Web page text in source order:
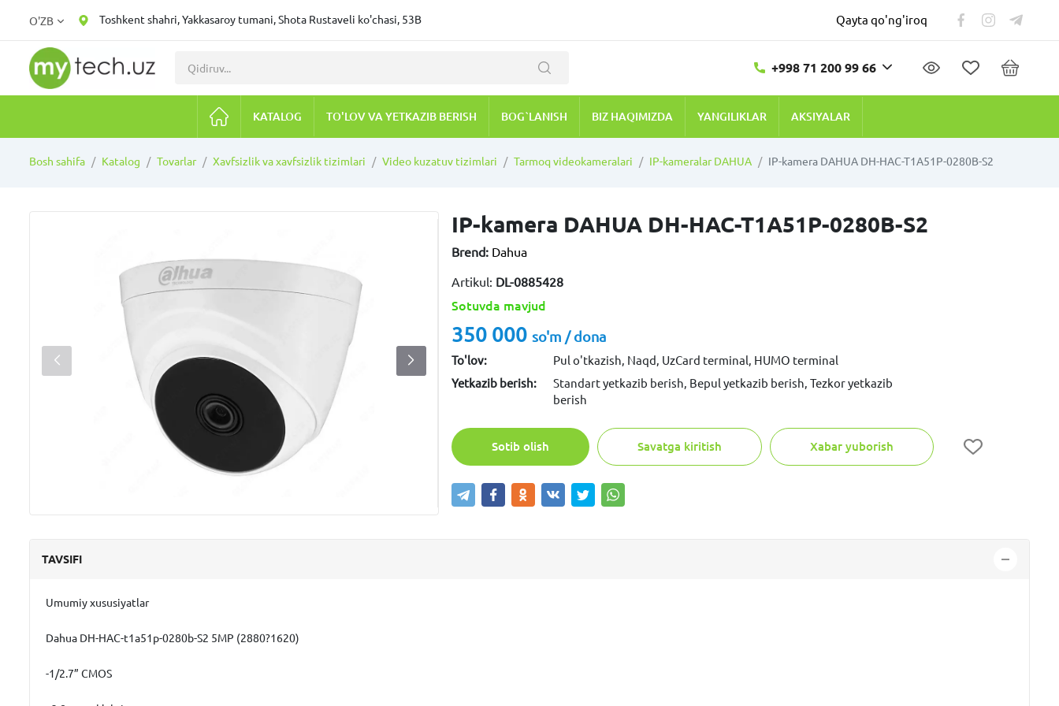
O'ZB Toshkent shahri, Yakkasaroy tumani, Shota Rustaveli ko'chasi, 53B Qayta qo'ng'iroq
+998 71 200 99 66
KATALOG TO'LOV VA YETKAZIB BERISH BOG`LANISH BIZ HAQIMIZDA YANGILIKLAR AKSIYALAR
Bosh sahifa Katalog Tovarlar Xavfsizlik va xavfsizlik tizimlari Video kuzatuv tizimlari Tarmoq videokameralari IP-kameralar DAHUA IP-kamera DAHUA DH-HAC-T1A51P-0280B-S2
IP-kamera DAHUA DH-HAC-T1A51P-0280B-S2
Brend: Dahua
Artikul: DL-0885428
Sotuvda mavjud
350 000 so'm / dona
To'lov:
Pul o'tkazish, Naqd, UzCard terminal, HUMO terminal
Yetkazib berish:
Standart yetkazib berish, Bepul yetkazib berish, Tezkor yetkazib
berish
Sotib olish Savatga kiritish Xabar yuborish
TAVSIFI
Umumiy xususiyatlar
Dahua DH-HAC-t1a51p-0280b-S2 5MP (2880?1620)
-1/2.7” CMOS